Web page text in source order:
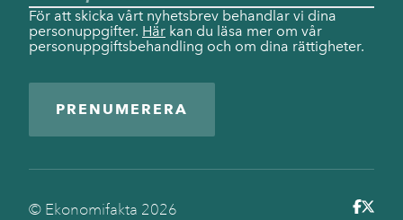
För att skicka vårt nyhetsbrev behandlar vi dina
personuppgifter. Här kan du läsa mer om vår
personuppgiftsbehandling och om dina rättigheter.
PRENUMERERA
© Ekonomifakta 2026